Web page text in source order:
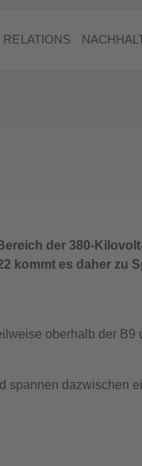
der 380-
kommt es daher zu
oberhalb der B9
spannen dazwischen